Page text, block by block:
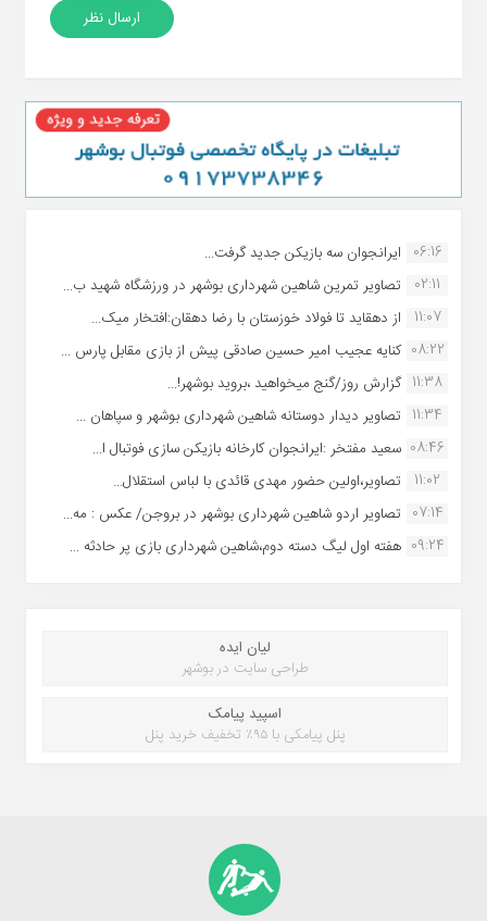
06:16 ایرانجوان سه بازیکن جدید گرفت...
02:11
تصاویر تمرین شاهین شهردارى بوشهر در ورزشگاه شهید ب...
11:07
از دهقاید تا فولاد خوزستان با رضا دهقان:افتخار میک...
08:22 کنایه عجیب امیر حسین صادقی پیش از بازی مقابل پارس ...
11:38 گزارش روز/گنج میخواهید ،بروید بوشهر!...
11:34 تصاویر دیدار دوستانه شاهین شهردارى بوشهر و سپاهان ...
08:46 سعید مفتخر :ایرانجوان کارخانه بازیکن سازی فوتبال ا...
11:02
تصاویر،اولین حضور مهدی قائدی با لباس استقلال...
07:14 تصاویر اردو شاهین شهرداری بوشهر در بروجن/ عکس : مه...
09:24 هفته اول لیگ دسته دوم،شاهین شهرداری بازی پر حادثه ...
لیان ایده
طراحی سایت در بوشهر
اسپید پیامک
پنل پیامکی با ۹۵٪ تخفیف خرید پنل